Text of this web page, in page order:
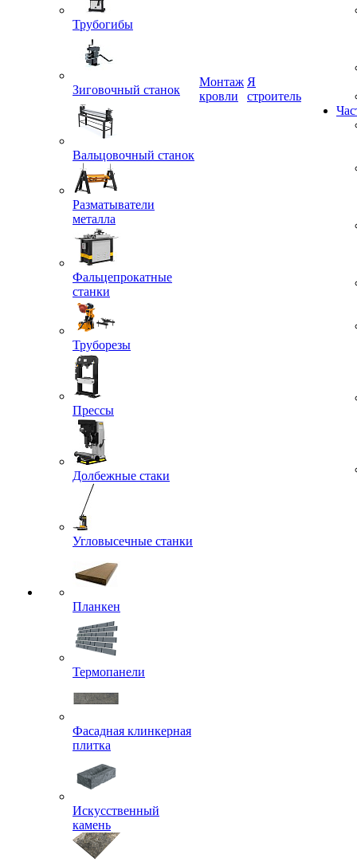
Трубогибы
Зиговочный станок
Вальцовочный станок
Разматыватели
металла
Фальцепрокатные
станки
Труборезы
Прессы
Долбежные стаки
Угловысечные станки
Планкен
Термопанели
Фасадная клинкерная
плитка
Искусственный
камень
Монтаж
кровли
Я
строитель